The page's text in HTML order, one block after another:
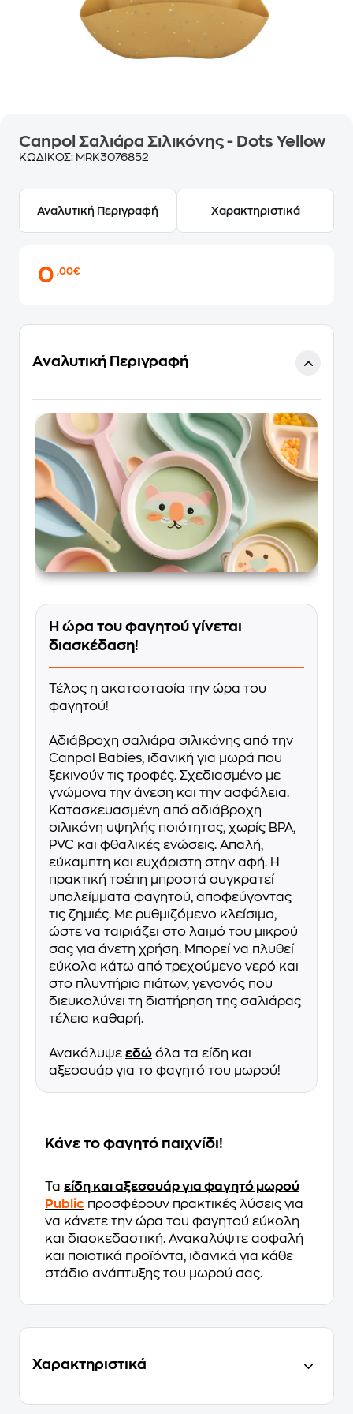
Canpol Σαλιάρα Σιλικόνης - Dots Yellow
ΚΩΔΙΚΟΣ: MRK3076852
Αναλυτική Περιγραφή Χαρακτηριστικά
0,00€
Αναλυτική Περιγραφή
Η ώρα του φαγητού γίνεται
διασκέδαση!
Τέλος η ακαταστασία την ώρα του
φαγητού!
Αδιάβροχη σαλιάρα σιλικόνης από την
Canpol Babies, ιδανική για μωρά που
ξεκινούν τις τροφές. Σχεδιασμένο με
γνώμονα την άνεση και την ασφάλεια.
Κατασκευασμένη από αδιάβροχη
σιλικόνη υψηλής ποιότητας, χωρίς BPA,
PVC και φθαλικές ενώσεις. Απαλή,
εύκαμπτη και ευχάριστη στην αφή. Η
πρακτική τσέπη μπροστά συγκρατεί
υπολείμματα φαγητού, αποφεύγοντας
τις ζημιές. Με ρυθμιζόμενο κλείσιμο,
ώστε να ταιριάζει στο λαιμό του μικρού
σας για άνετη χρήση. Μπορεί να πλυθεί
εύκολα κάτω από τρεχούμενο νερό και
στο πλυντήριο πιάτων, γεγονός που
διευκολύνει τη διατήρηση της σαλιάρας
τέλεια καθαρή.
Ανακάλυψε εδώ όλα τα είδη και
αξεσουάρ για το φαγητό του μωρού!
Κάνε το φαγητό παιχνίδι!
Τα είδη και αξεσουάρ για φαγητό μωρού
Public προσφέρουν πρακτικές λύσεις για
να κάνετε την ώρα του φαγητού εύκολη
και διασκεδαστική. Ανακαλύψτε ασφαλή
και ποιοτικά προϊόντα, ιδανικά για κάθε
στάδιο ανάπτυξης του μωρού σας.
Χαρακτηριστικά